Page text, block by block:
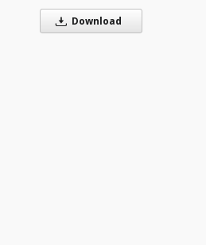
Download